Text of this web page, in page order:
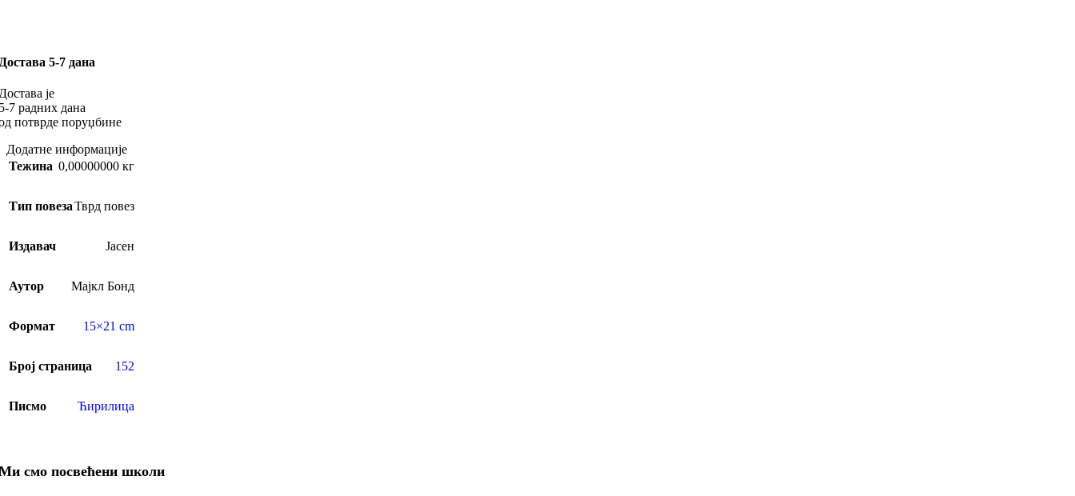
5-7 дана
је
7 радних дана
потврде поруџбине
Додатне информације
Тежина 0,00000000 кг
Тип повезаТврд повез
Издавач Јасен
Аутор Мајкл Бонд
Формат 15×21 cm
Број страница 152
Писмо Ћирилица
смо посвећени школи